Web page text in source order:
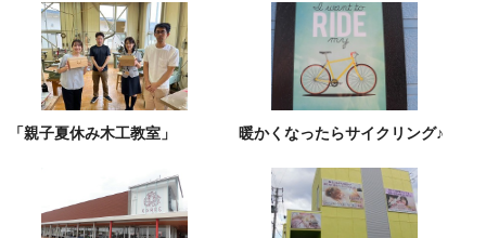
「親子夏休み木工教室」 暖かくなったらサイクリング♪